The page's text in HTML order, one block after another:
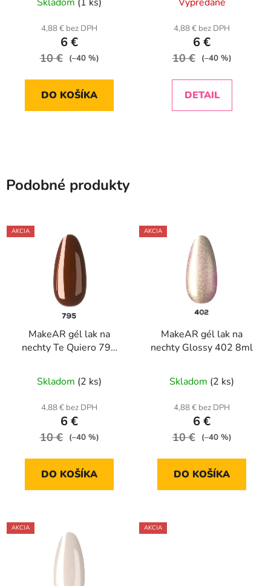
4,88 € bez DPH
6 €
10 € (–40 %)
DO KOŠÍKA
4,88 € bez DPH
6 €
10 € (–40 %)
DETAIL
Podobné produkty
AKCIA
MakeAR gél lak na
nechty Te Quiero 795
Skladom (2 ks)
4,88 € bez DPH
6 €
10 € (–40 %)
DO KOŠÍKA
AKCIA
MakeAR gél lak na
nechty Glossy 402 8ml
Skladom (2 ks)
4,88 € bez DPH
6 €
10 € (–40 %)
DO KOŠÍKA
AKCIA AKCIA